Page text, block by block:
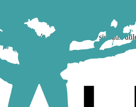
marchés, les talents et les signaux